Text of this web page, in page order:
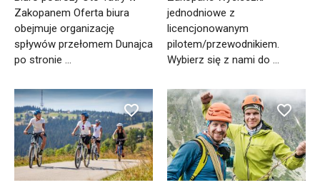
Zakopanem Oferta biura
obejmuje organizację
spływów przełomem Dunajca
po stronie ...
jednodniowe z
licencjonowanym
pilotem/przewodnikiem.
Wybierz się z nami do ...